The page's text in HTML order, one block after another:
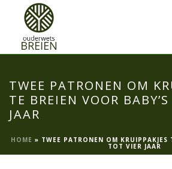
TWEE PATRONEN OM
TE BREIEN VOOR
JAAR
HOME » TWEE PATRONEN OM KRUIPPAKJES
TOT VIER JAAR